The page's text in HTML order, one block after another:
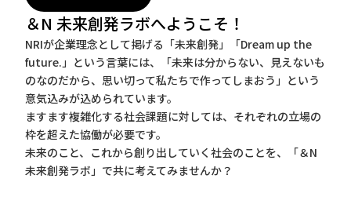
＆N 未来創発ラボへようこそ！
NRIが企業理念として掲げる「未来創発」「Dream up the
future.」という言葉には、「未来は分からない、見えないも
のなのだから、思い切って私たちで作ってしまおう」という
意気込みが込められています。
ますます複雑化する社会課題に対しては、それぞれの立場の
枠を超えた協働が必要です。
未来のこと、これから創り出していく社会のことを、「＆N
未来創発ラボ」で共に考えてみませんか？